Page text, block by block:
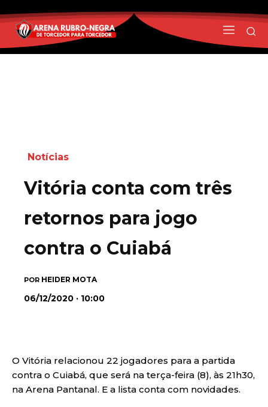
Notícias
Vitória conta com três
retornos para jogo
contra o Cuiabá
POR HEIDER MOTA
06/12/2020 · 10:00
O Vitória relacionou 22 jogadores para a partida
contra o Cuiabá, que será na terça-feira (8), às 21h30,
na Arena Pantanal. E a lista conta com novidades.